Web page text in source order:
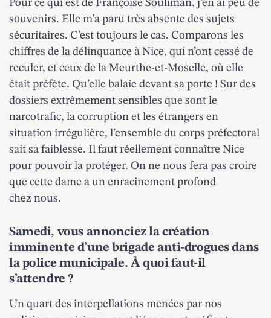
Pour ce qui est de Françoise Souliman, j’en ai peu de
souvenirs. Elle m’a paru très absente des sujets
sécuritaires. C’est toujours le cas. Comparons les
chiffres de la délinquance à Nice, qui n’ont cessé de
reculer, et ceux de la Meurthe-et-Moselle, où elle
était préfète. Qu’elle balaie devant sa porte ! Sur des
dossiers extrêmement sensibles que sont le
narcotrafic, la corruption et les étrangers en
situation irrégulière, l’ensemble du corps préfectoral
sait sa faiblesse. Il faut réellement connaître Nice
pour pouvoir la protéger. On ne nous fera pas croire
que cette dame a un enracinement profond
chez nous.
Samedi, vous annonciez la création
imminente d’une brigade anti-drogues dans
la police municipale. À quoi faut-il
s’attendre ?
Un quart des interpellations menées par nos